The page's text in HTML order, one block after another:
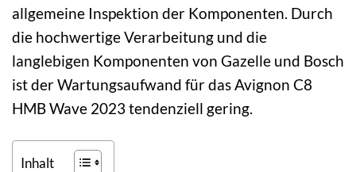
allgemeine Inspektion der Komponenten. Durch
die hochwertige Verarbeitung und die
langlebigen Komponenten von Gazelle und Bosch
ist der Wartungsaufwand für das Avignon C8
HMB Wave 2023 tendenziell gering.
Inhalt